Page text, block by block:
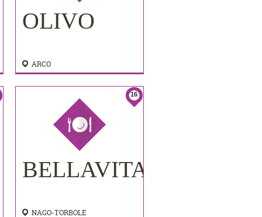
OLIVO
ARCO
16
BELLAVITA
NAGO-TORBOLE